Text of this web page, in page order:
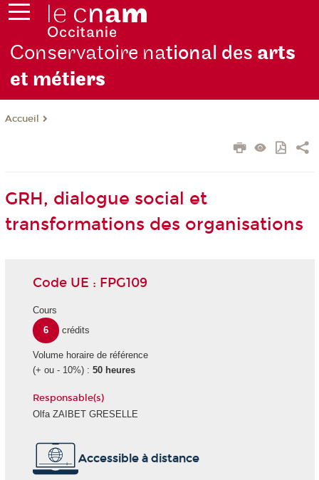
Conservatoire national des arts
et métiers
Accueil
GRH, dialogue social et
transformations des organisations
Code UE : FPG109
Cours
6
crédits
Volume horaire de référence
(+ ou - 10%) : 50 heures
Responsable(s)
Olfa ZAIBET GRESELLE
Accessible à distance